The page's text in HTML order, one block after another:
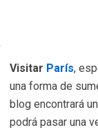
Visitar París,
una forma de
blog encontrará
podrá pasar una